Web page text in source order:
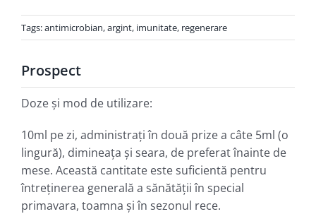
Tags:antimicrobian,argint, imunitate, regenerare
Prospect
Doze şi mod de utilizare:
10ml pe zi, administraţi în două prize a câte 5ml (o
lingură), dimineaţa şi seara, de preferat înainte de
mese. Această cantitate este suficientă pentru
întreţinerea generală a sănătăţii în special
primavara, toamna şi în sezonul rece.